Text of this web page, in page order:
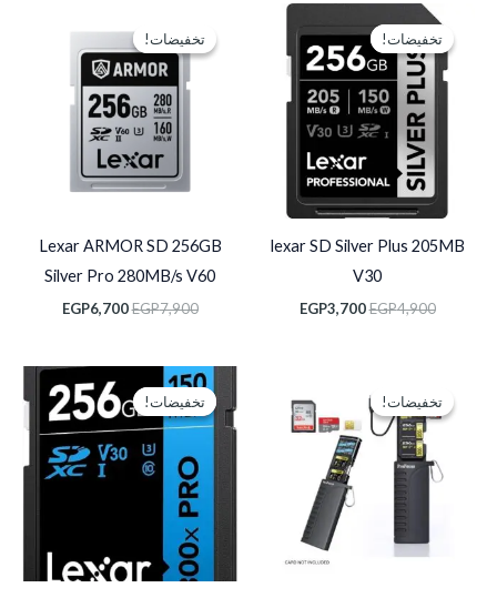
تخفيضات!
تخفيضات!
lexar SD Silver Plus 205MB
V30
EGP4,900
هو:
EGP4,900.
EGP3,700
السعر
الحالي
تخفيضات!
تخفيضات!
Lexar ARMOR SD 256GB
Silver Pro 280MB/s V60
EGP7,900
الأصلي
هو:
EGP7,900.
EGP6,700
تخفيضات!
تخفيضات!
EGP1,500.
هو:
EGP1,100.
تخفيضات!
تخفيضات!
الأصلي
هو:
EGP2,250.
السعر
الحالي
هو: